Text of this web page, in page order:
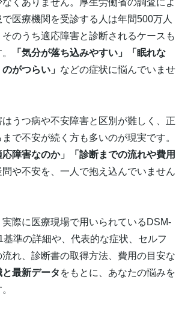
医療機関を受診する人は年間500万人
のうち適応障害と診断されるケースも
「気分が落ち込みやすい」「眠れな
がつらい」 などの症状に悩んでいませ
はうつ病や不安障害と区別が難しく、正
で不安が続く方も多いのが現実です。
応障害なのか」「診断までの流れや費用
問や不安を、一人で抱え込んでいません
際に医療現場で用いられているDSM-
基準の詳細や、代表的な症状、セルフ
れ、診断書の取得方法、費用の目安な
最新データ をもとに、あなたの悩みを